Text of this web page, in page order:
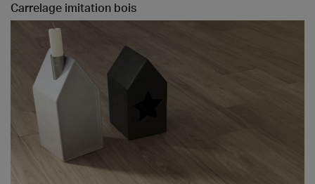
Carrelage imitation bois